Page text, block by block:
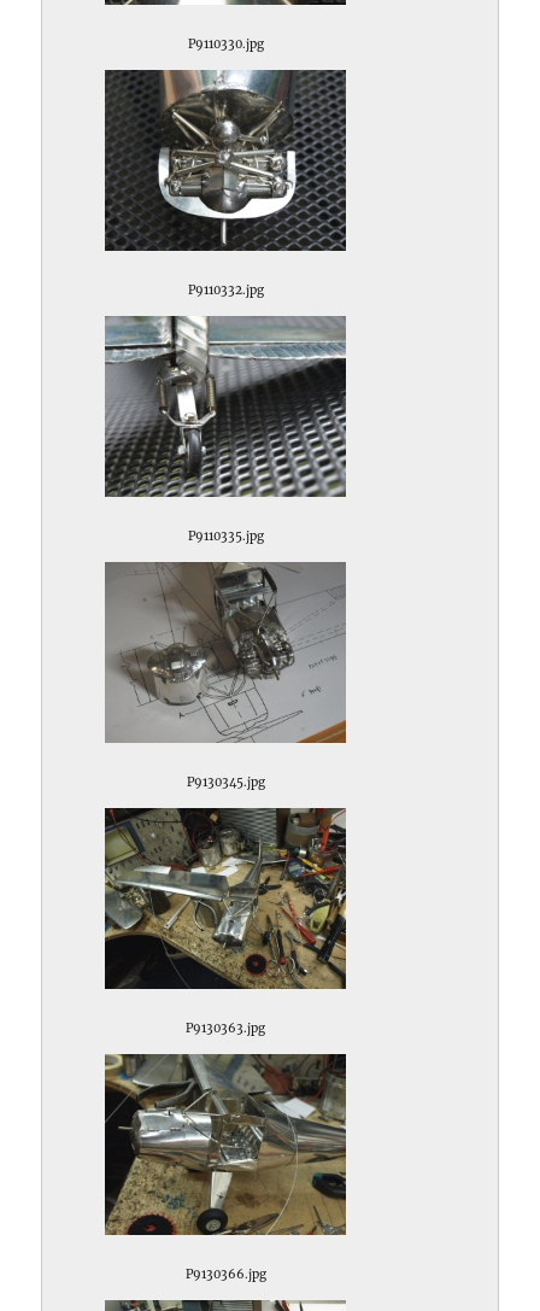
P9110330.jpg
P9110332.jpg
P9110335.jpg
P9130345.jpg
P9130363.jpg
P9130366.jpg